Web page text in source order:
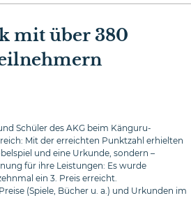
mit über 380
Schüler des AKG beim Känguru-
Mit der erreichten Punktzahl erhielten
und eine Urkunde, sondern –
für ihre Leistungen: Es wurde
ein 3. Preis erreicht.
(Spiele, Bücher u. a.) und Urkunden im